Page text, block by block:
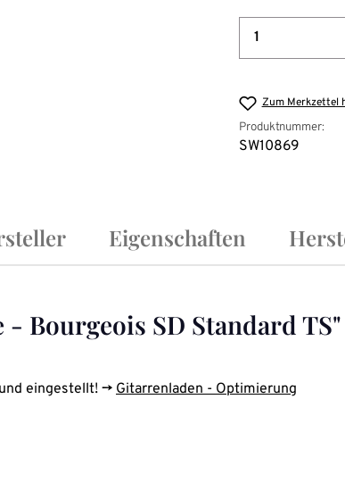
Produkt
Zum Merkzettel
Produktnummer:
SW10869
Eigenschaften
Bourgeois SD Standard TS"
eingestellt! ->Gitarrenladen - Optimierung